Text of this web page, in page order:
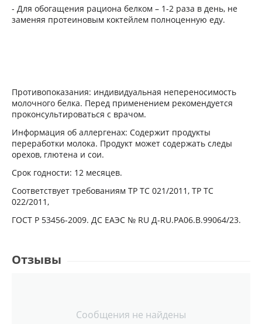
- Для обогащения рациона белком – 1-2 раза в день, не
заменяя протеиновым коктейлем полноценную еду.
Противопоказания: индивидуальная непереносимость
молочного белка. Перед применением рекомендуется
проконсультироваться с врачом.
Информация об аллергенах: Содержит продукты
переработки молока. Продукт может содержать следы
орехов, глютена и сои.
Срок годности: 12 месяцев.
Соответствует требованиям ТР ТС 021/2011, ТР ТС
022/2011,
ГОСТ Р 53456-2009. ДС ЕАЭС № RU Д-RU.PA06.В.99064/23.
Отзывы
Сообщения не найдены